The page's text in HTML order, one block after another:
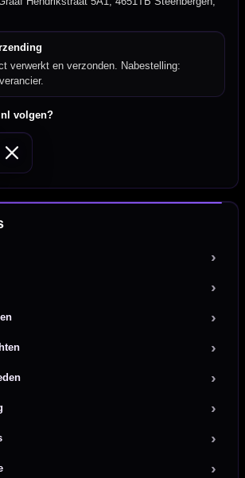
verwerkt en verzonden. Nabestelling:
volgen?